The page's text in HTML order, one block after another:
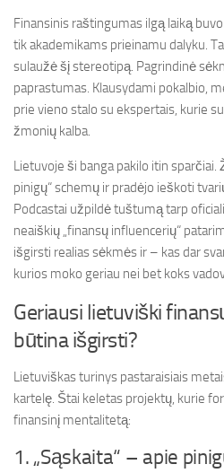
Finansinis raštingumas ilgą laiką
tik akademikams prieinamu dalyku.
sulaužė šį stereotipą. Pagrindinė
paprastumas. Klausydami pokalbio,
prie vieno stalo su ekspertais, kurie
žmonių kalba.
Lietuvoje ši banga pakilo itin
pinigų“ schemų ir pradėjo ieškoti
Podcastai užpildė tuštumą tarp
neaiškių „finansų influencerių“
išgirsti realias sėkmės ir – kas dar
kurios moko geriau nei bet koks
Geriausi lietuviški
būtina išgirsti?
Lietuviškas turinys pastaraisiais
kartelę. Štai keletas projektų, kurie
finansinį mentalitetą:
1. „Sąskaita“ – apie